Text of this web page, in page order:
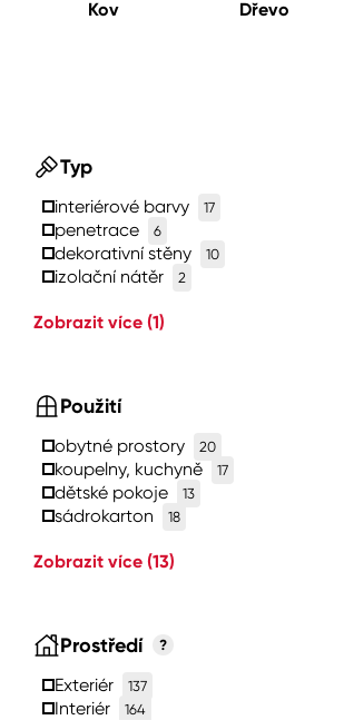
Kov Dřevo
Typ
interiérové ​​barvy 17
penetrace 6
dekorativní stěny 10
izolační nátěr 2
Zobrazit více (1)
Použití
obytné prostory 20
koupelny, kuchyně 17
dětské pokoje 13
sádrokarton 18
Zobrazit více (13)
Prostředí ?
Exteriér 137
Interiér 164